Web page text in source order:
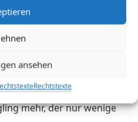
ansehen
Rechtstexte
Himmel und eine
mehr weinen hören, die
mehr, der nur wenige